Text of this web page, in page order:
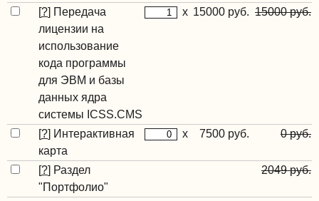
[?] Передача
лицензии на
использование
кода программы
для ЭВМ и базы
данных ядра
системы ICSS.CMS
x 15000 руб. 15000 руб.
[?] Интерактивная
карта
x 7500 руб. 0 руб.
[?] Раздел
"Портфолио"
2049 руб.